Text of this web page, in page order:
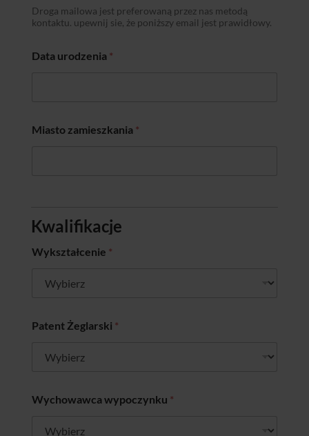
Droga mailowa jest preferowaną przez nas metodą
kontaktu. upewnij sie, że poniższy email jest prawidłowy.
Data urodzenia *
Miasto zamieszkania *
Kwalifikacje
Wykształcenie *
Patent Żeglarski *
Wychowawca wypoczynku *